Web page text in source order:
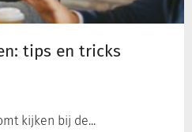
tips en tricks
kijken bij de...